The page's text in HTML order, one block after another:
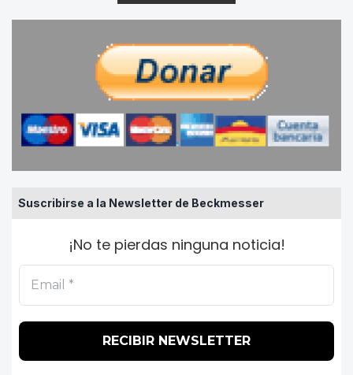
Suscribirse a la Newsletter de Beckmesser
¡No te pierdas ninguna noticia!